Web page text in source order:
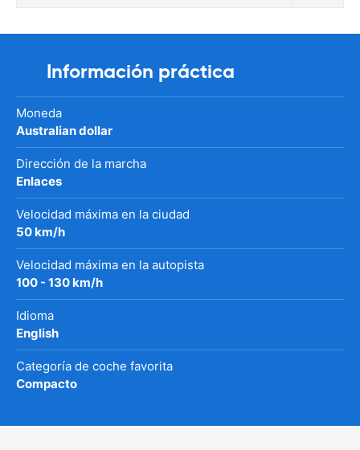
Información práctica
Moneda
Australian dollar
Dirección de la marcha
Enlaces
Velocidad máxima en la ciudad
50 km/h
Velocidad máxima en la autopista
100 - 130 km/h
Idioma
English
Categoría de coche favorita
Compacto